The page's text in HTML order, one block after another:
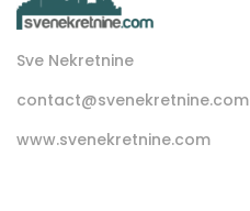
Sve Nekretnine
contact@svenekretnine.com
www.svenekretnine.com